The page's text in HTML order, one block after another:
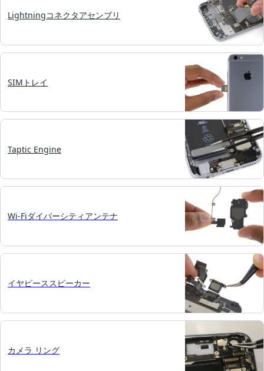
Lightningコネクタアセンブリ
SIMトレイ
Taptic Engine
Wi-Fiダイバーシティアンテナ
イヤピーススピーカー
カメラ リング